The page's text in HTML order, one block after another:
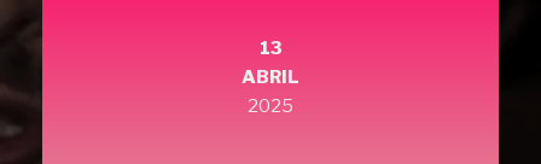
13
ABRIL
2025